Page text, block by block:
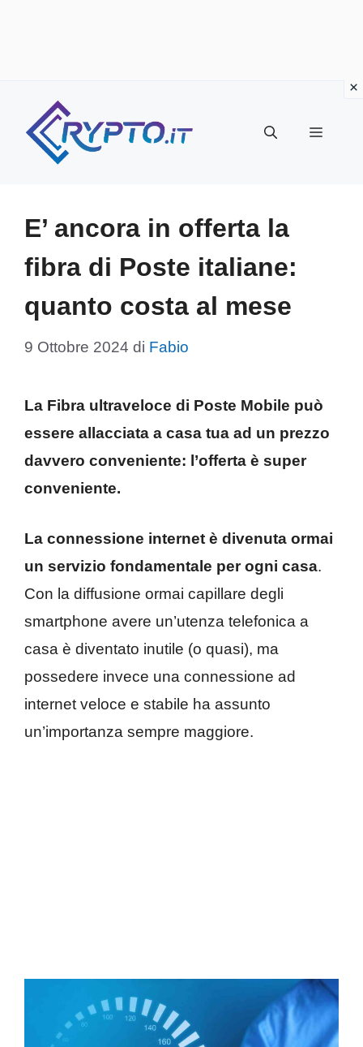
contenuto
Menu
E’ ancora in offerta la
fibra di Poste italiane:
quanto costa al mese
9 Ottobre 2024 di Fabio
La Fibra ultraveloce di Poste Mobile può
essere allacciata a casa tua ad un prezzo
davvero conveniente: l’offerta è super
conveniente.
La connessione internet è divenuta ormai
un servizio fondamentale per ogni casa.
Con la diffusione ormai capillare degli
smartphone avere un’utenza telefonica a
casa è diventato inutile (o quasi), ma
possedere invece una connessione ad
internet veloce e stabile ha assunto
un’importanza sempre maggiore.